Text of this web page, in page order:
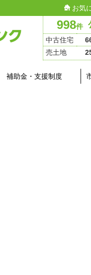
998件
中古住宅
売土地
お気
補助金・支援制度